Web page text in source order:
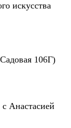
искусства
106Г)
с Анастасией